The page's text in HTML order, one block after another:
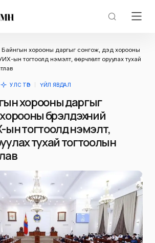
хорооны даргыг сонгож, дэд хорооны
УИХ-ын тогтоолд нэмэлт, өөрчлөлт оруулах тухай
УЛС ТӨР ҮЙЛ ЯВДАЛ
хорооны даргыг
бүрэлдэхүүний
ын тогтоолд нэмэлт,
тухай тогтоолын